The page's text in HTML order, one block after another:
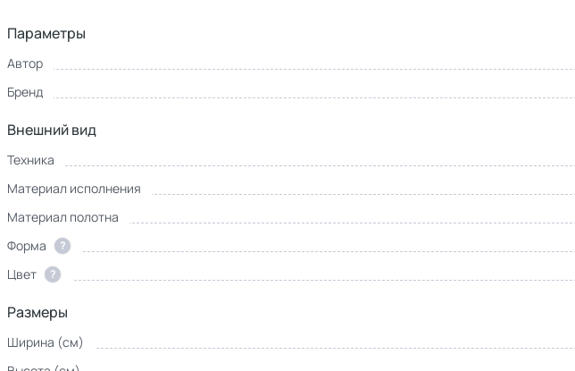
Параметры
Автор
Бренд
Внешний вид
Техника
Материал исполнения
Материал полотна
Форма
?
Цвет
?
Размеры
Ширина (см)